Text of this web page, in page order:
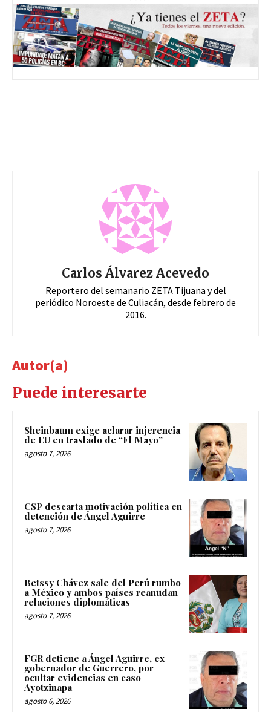
Carlos Álvarez Acevedo
Reportero del semanario ZETA Tijuana y del
periódico Noroeste de Culiacán, desde febrero de
2016.
Autor(a)
Puede interesarte
Sheinbaum exige aclarar injerencia
de EU en traslado de “El Mayo”
agosto 7, 2026
CSP descarta motivación política en
detención de Ángel Aguirre
agosto 7, 2026
Betssy Chávez sale del Perú rumbo
a México y ambos países reanudan
relaciones diplomáticas
agosto 7, 2026
FGR detiene a Ángel Aguirre, ex
gobernador de Guerrero, por
ocultar evidencias en caso
Ayotzinapa
agosto 6, 2026